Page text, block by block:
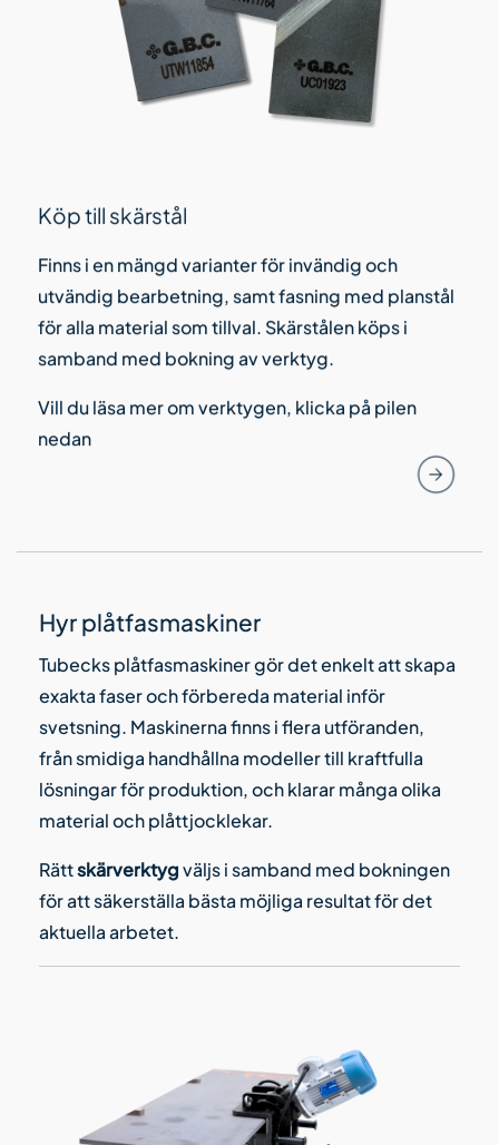
Köp till skärstål
Finns i en mängd varianter för invändig och
utvändig bearbetning, samt fasning med planstål
för alla material som tillval. Skärstålen köps i
samband med bokning av verktyg.
Vill du läsa mer om verktygen, klicka på pilen
nedan
Hyr plåtfasmaskiner
Tubecks plåtfasmaskiner gör det enkelt att skapa
exakta faser och förbereda material inför
svetsning. Maskinerna finns i flera utföranden,
från smidiga handhållna modeller till kraftfulla
lösningar för produktion, och klarar många olika
material och plåttjocklekar.
Rättskärverktygväljs i samband med bokningen
för att säkerställa bästa möjliga resultat för det
aktuella arbetet.